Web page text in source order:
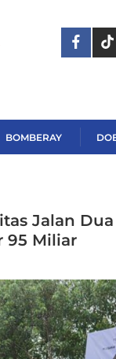
BOMBERAY
Jalan
95 Miliar